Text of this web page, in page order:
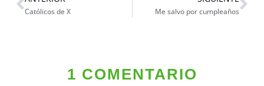
Católicos de X Me salvo por cumpleaños
1 COMENTARIO